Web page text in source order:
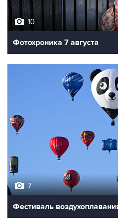
10
Фотохроника 7 августа
7
Фестиваль